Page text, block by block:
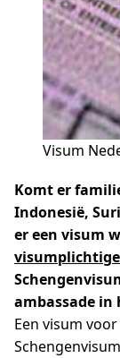
Visum
Komt er
Indonesië,
er een visum
ambassade
Een visum